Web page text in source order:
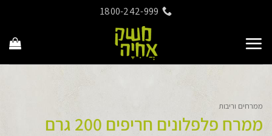
content
1800-242-999
ממרחים וריבות
ממרח פלפלונים חריפים 200 גרם